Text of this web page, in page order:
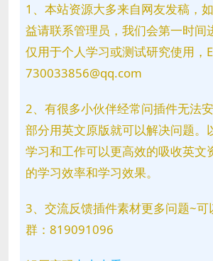
1、本站资源大多来自网友发稿，
益请联系管理员，我们会第一时间
仅用于个人学习或测试研究使用，
730033856@qq.com
2、有很多小伙伴经常问插件无法
部分用英文原版就可以解决问题。
学习和工作可以更高效的吸收英文
的学习效率和学习效果。
3、交流反馈插件素材更多问题~可
群：819091096